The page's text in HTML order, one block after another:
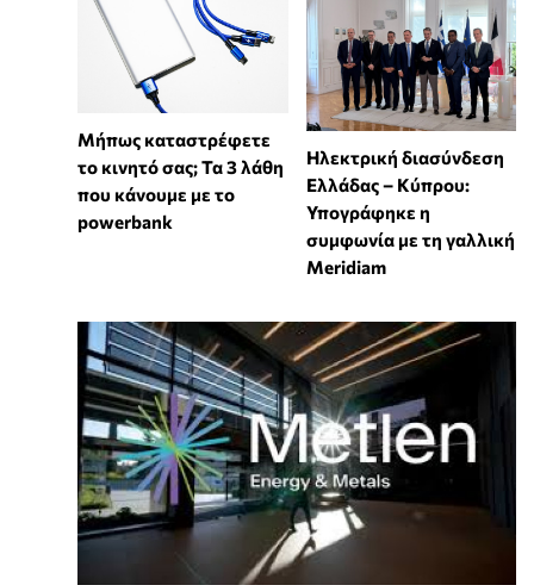
Μήπως καταστρέφετε
το κινητό σας; Τα 3 λάθη
που κάνουμε με το
powerbank
Ηλεκτρική διασύνδεση
Ελλάδας – Κύπρου:
Υπογράφηκε η
συμφωνία με τη γαλλική
Meridiam